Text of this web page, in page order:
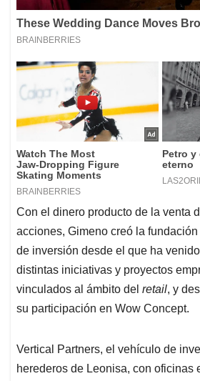
Con el dinero producto de la venta
acciones, Gimeno creó la
de inversión desde el que ha
distintas iniciativas y proyectos
vinculados al ámbito del retail, y
su participación en Wow Concept.
Vertical Partners, el vehículo de
herederos de Leonisa, con oficinas